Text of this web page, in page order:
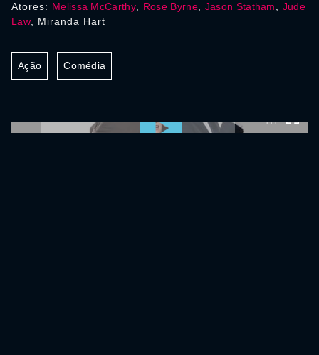
Atores: Melissa McCarthy, Rose Byrne, Jason Statham
Jude
Law, Miranda Hart
Ação Comédia